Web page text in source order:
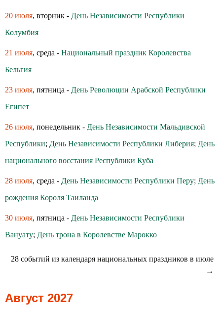
20 июля, вторник - День Независимости Республики
Колумбия
21 июля, среда - Национальный праздник Королевства
Бельгия
23 июля, пятница - День Революции Арабской Республики
Египет
26 июля, понедельник - День Независимости Мальдивской
Республики; День Независимости Республики Либерия; День
национального восстания Республики Куба
28 июля, среда - День Независимости Республики Перу; День
рождения Короля Таиланда
30 июля, пятница - День Независимости Республики
Вануату; День трона в Королевстве Марокко
28 событий из календаря национальных праздников в июле
→
Август 2027